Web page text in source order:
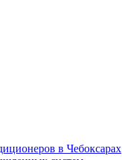
в Чебоксарах